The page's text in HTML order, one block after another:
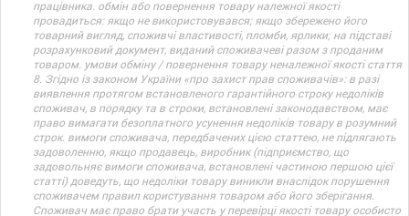
працівника. обмін або повернення товару належної якості
провадиться: якщо не використовувався; якщо збережено його
товарний вигляд, споживчі властивості, пломби, ярлики; на підставі
розрахунковий документ, виданий споживачеві разом з проданим
товаром. умови обміну / повернення товару неналежної якості стаття
8. Згідно із законом України «про захист прав споживачів»: в разі
виявлення протягом встановленого гарантійного строку недоліків
споживач, в порядку та в строки, встановлені законодавством, має
право вимагати безоплатного усунення недоліків товару в розумний
строк. вимоги споживача, передбачених цією статтею, не підлягають
задоволенню, якщо продавець, виробник (підприємство, що
задовольняє вимоги споживача, встановлені частиною першою цієї
статті) доведуть, що недоліки товару виникли внаслідок порушення
споживачем правил користування товаром або його зберігання.
Споживач має право брати участь у перевірці якості товару особисто